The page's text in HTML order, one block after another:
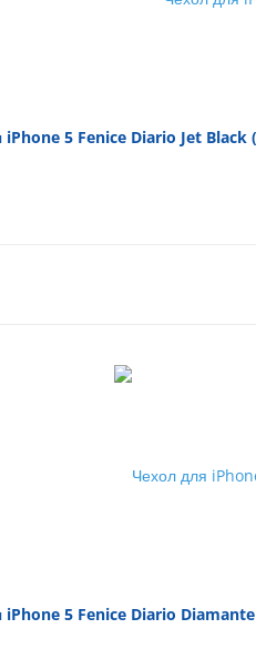
5 Fenice Diario Jet Black
5 Fenice Diario